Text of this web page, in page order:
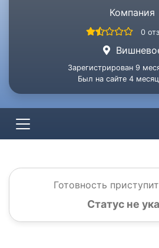
Компания
0
Зарегистрирован 9
Был на сайте 4
Готовность
Статус не